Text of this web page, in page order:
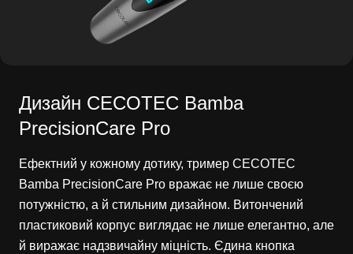
Дизайн CECOTEC Bamba
PrecisionCare Pro
Ефектний у кожному дотику, тример CECOTEC
Bamba PrecisionCare Pro вражає не лише своєю
потужністю, а й стильним дизайном. Витончений
пластиковий корпус виглядає не лише елегантно, але
й виражає надзвичайну міцність. Єдина кнопка